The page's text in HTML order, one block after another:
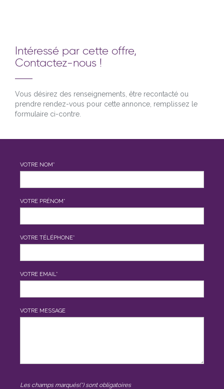
Intéressé par cette offre,
Contactez-nous !
Vous désirez des renseignements, être recontacté ou
prendre rendez-vous pour cette annonce, remplissez le
formulaire ci-contre.
VOTRE NOM*
VOTRE PRÉNOM*
VOTRE TÉLÉPHONE*
VOTRE EMAIL*
VOTRE MESSAGE
Les champs marqués(*) sont obligatoires